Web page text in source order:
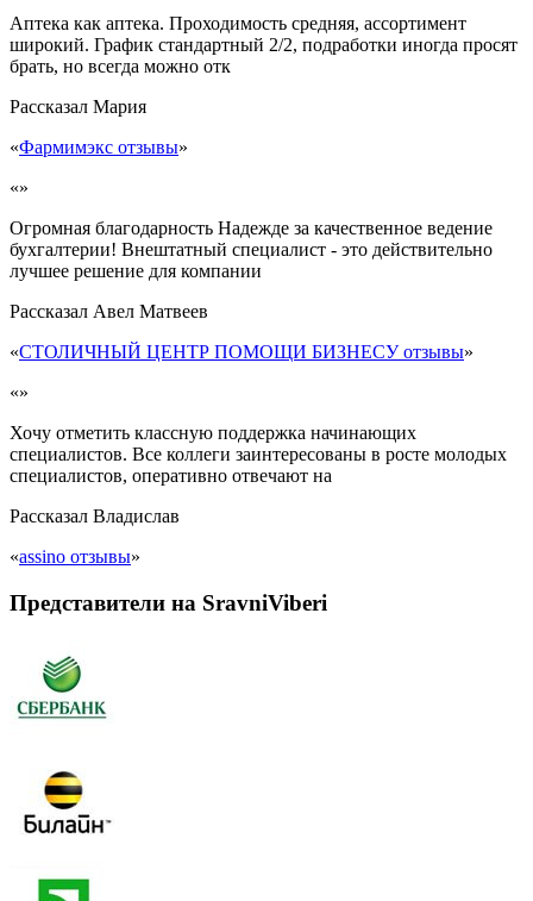
Аптека как аптека. Проходимость средняя, ассортимент
широкий. График стандартный 2/2, подработки иногда просят
брать, но всегда можно отк
Рассказал Мария
«Фармимэкс отзывы»
«»
Огромная благодарность Надежде за качественное ведение
бухгалтерии! Внештатный специалист - это действительно
лучшее решение для компании
Рассказал Авел Матвеев
«СТОЛИЧНЫЙ ЦЕНТР ПОМОЩИ БИЗНЕСУ отзывы»
«»
Хочу отметить классную поддержка начинающих
специалистов. Все коллеги заинтересованы в росте молодых
специалистов, оперативно отвечают на
Рассказал Владислав
«assino отзывы»
Представители на SravniViberi